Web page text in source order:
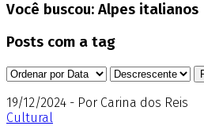
Você buscou: Alpes italianos
Posts com a tag
19/12/2024 - Por Carina dos Reis
Cultural